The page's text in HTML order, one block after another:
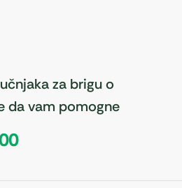
za brigu o
da vam pomogne